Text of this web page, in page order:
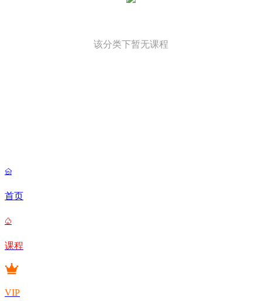
该分类下暂无课程

首页

课程
VIP